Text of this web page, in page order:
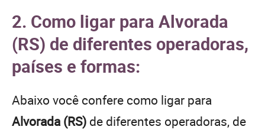
2. Como ligar para Alvorada
(RS) de diferentes operadoras,
países e formas:
Abaixo você confere como ligar para
Alvorada (RS) de diferentes operadoras, de